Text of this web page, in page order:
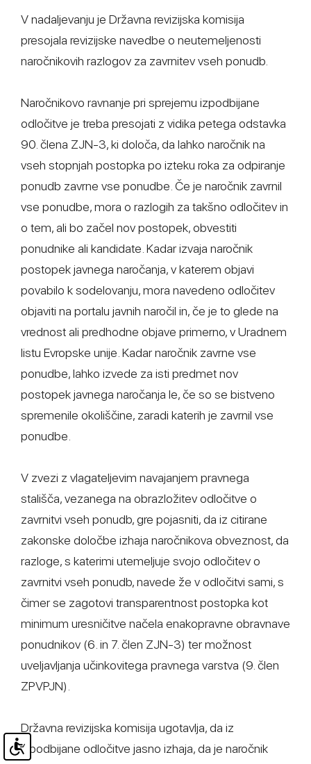
V nadaljevanju je Državna revizijska komisija
presojala revizijske navedbe o neutemeljenosti
naročnikovih razlogov za zavrnitev vseh ponudb.
Naročnikovo ravnanje pri sprejemu izpodbijane
odločitve je treba presojati z vidika petega odstavka
90. člena ZJN-3, ki določa, da lahko naročnik na
vseh stopnjah postopka po izteku roka za odpiranje
ponudb zavrne vse ponudbe. Če je naročnik zavrnil
vse ponudbe, mora o razlogih za takšno odločitev in
o tem, ali bo začel nov postopek, obvestiti
ponudnike ali kandidate. Kadar izvaja naročnik
postopek javnega naročanja, v katerem objavi
povabilo k sodelovanju, mora navedeno odločitev
objaviti na portalu javnih naročil in, če je to glede na
vrednost ali predhodne objave primerno, v Uradnem
listu Evropske unije. Kadar naročnik zavrne vse
ponudbe, lahko izvede za isti predmet nov
postopek javnega naročanja le, če so se bistveno
spremenile okoliščine, zaradi katerih je zavrnil vse
ponudbe.
V zvezi z vlagateljevim navajanjem pravnega
stališča, vezanega na obrazložitev odločitve o
zavrnitvi vseh ponudb, gre pojasniti, da iz citirane
zakonske določbe izhaja naročnikova obveznost, da
razloge, s katerimi utemeljuje svojo odločitev o
zavrnitvi vseh ponudb, navede že v odločitvi sami, s
čimer se zagotovi transparentnost postopka kot
minimum uresničitve načela enakopravne obravnave
ponudnikov (6. in 7. člen ZJN-3) ter možnost
uveljavljanja učinkovitega pravnega varstva (9. člen
ZPVPJN).
Državna revizijska komisija ugotavlja, da iz
izpodbijane odločitve jasno izhaja, da je naročnik